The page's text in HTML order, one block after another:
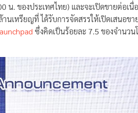
น. ของประเทศไทย) และจะเปิดขายต่อเนื่
นเหรียญที่ ได้รับการจัดสรรให้เปิดเสนอข
ซึ่งคิดเป็นร้อยละ 7.5 ของจำนวน